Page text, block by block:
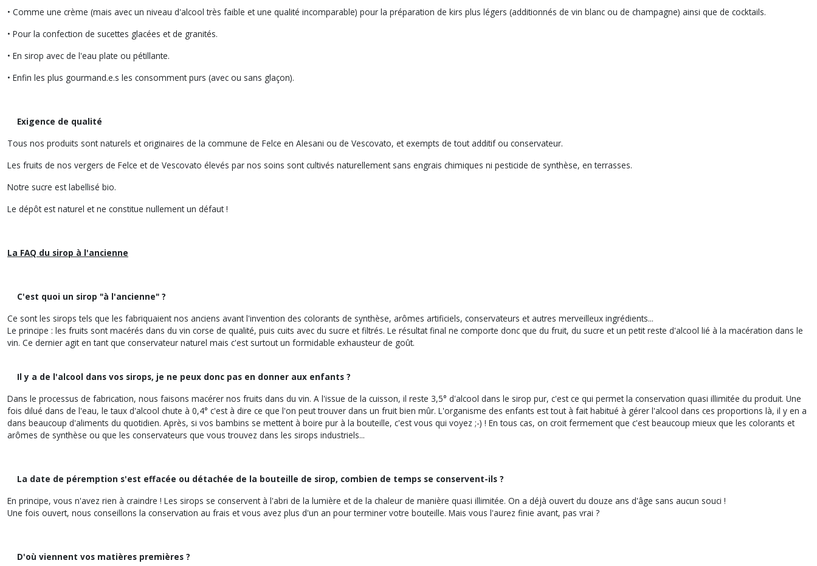
• Comme une crème (mais avec un niveau d'alcool très faible et une qualité incomparable) pour la préparation de kirs plus légers (additionnés de vin blanc ou de champagne) ainsi que de cocktails.
• Pour la confection de sucettes glacées et de granités.
• En sirop avec de l'eau plate ou pétillante.
• Enfin les plus gourmand.e.s les consomment purs (avec ou sans glaçon).
Exigence de qualité
Tous nos produits sont naturels et originaires de la commune de Felce en Alesani ou de Vescovato, et exempts de tout additif ou conservateur.
Les fruits de nos vergers de Felce et de Vescovato élevés par nos soins sont cultivés naturellement sans engrais chimiques ni pesticide de synthèse, en terrasses.
Notre sucre est labellisé bio.
Le dépôt est naturel et ne constitue nullement un défaut !
La FAQ du sirop à l'ancienne
C'est quoi un sirop "à l'ancienne" ?
Ce sont les sirops tels que les fabriquaient nos anciens avant l'invention des colorants de synthèse, arômes artificiels, conservateurs et autres merveilleux ingrédients...
Le principe : les fruits sont macérés dans du vin corse de qualité, puis cuits avec du sucre et filtrés. Le résultat final ne comporte donc que du fruit, du sucre et un petit reste d'alcool lié à la macération dans le
vin. Ce dernier agit en tant que conservateur naturel mais c'est surtout un formidable exhausteur de goût.
Il y a de l'alcool dans vos sirops, je ne peux donc pas en donner aux enfants ?
Dans le processus de fabrication, nous faisons macérer nos fruits dans du vin. A l'issue de la cuisson, il reste 3,5° d'alcool dans le sirop pur, c'est ce qui permet la conservation quasi illimitée du produit. Une
fois dilué dans de l'eau, le taux d'alcool chute à 0,4° c'est à dire ce que l'on peut trouver dans un fruit bien mûr. L'organisme des enfants est tout à fait habitué à gérer l'alcool dans ces proportions là, il y en a
dans beaucoup d'aliments du quotidien. Après, si vos bambins se mettent à boire pur à la bouteille, c'est vous qui voyez ;-) ! En tous cas, on croit fermement que c'est beaucoup mieux que les colorants et
arômes de synthèse ou que les conservateurs que vous trouvez dans les sirops industriels...
La date de péremption s'est effacée ou détachée de la bouteille de sirop, combien de temps se conservent-ils ?
En principe, vous n'avez rien à craindre ! Les sirops se conservent à l'abri de la lumière et de la chaleur de manière quasi illimitée. On a déjà ouvert du douze ans d'âge sans aucun souci !
Une fois ouvert, nous conseillons la conservation au frais et vous avez plus d'un an pour terminer votre bouteille. Mais vous l'aurez finie avant, pas vrai ?
D'où viennent vos matières premières ?